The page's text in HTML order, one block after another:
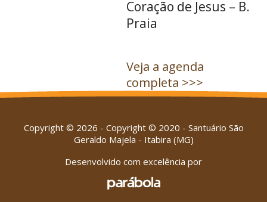
Coração de Jesus – B.
Praia
Veja a agenda
completa >>>
Copyright © 2026 - Copyright © 2020 - Santuário São
Geraldo Majela - Itabira (MG)
Desenvolvido com excelência por